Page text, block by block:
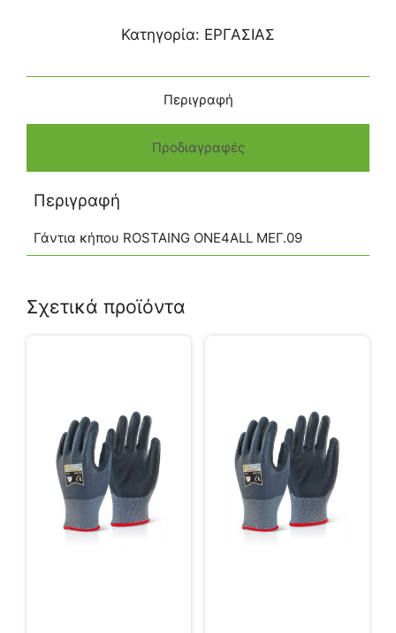
Κατηγορία: ΕΡΓΑΣΙΑΣ
Περιγραφή
Προδιαγραφές
Περιγραφή
Γάντια κήπου ROSTAING ONE4ALL ΜΕΓ.09
Σχετικά προϊόντα